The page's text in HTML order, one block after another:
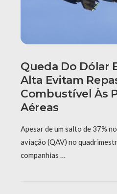
Queda Do Dólar
Alta Evitam
Combustível Às
Aéreas
Apesar de um salto de 37%
aviação (QAV) no
companhias …